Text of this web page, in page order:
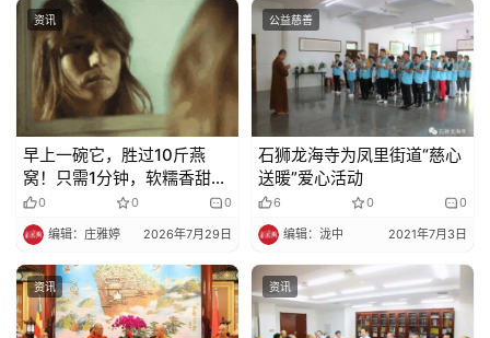
资讯
早上一碗它，胜过10斤燕
窝！只需1分钟，软糯香甜，
脸白里透红~
0 0 0
编辑：庄雅婷 2026年7月29日
公益慈善
石狮龙海寺为凤里街道“慈心
送暖”爱心活动
6 0 0
编辑：泷中 2021年7月3日
资讯 资讯